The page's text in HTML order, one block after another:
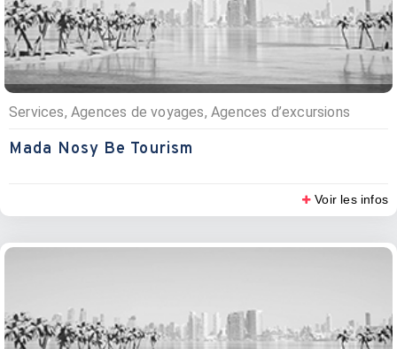
Services, Agences de voyages, Agences d’excursions
Mada Nosy Be Tourism
Voir les infos